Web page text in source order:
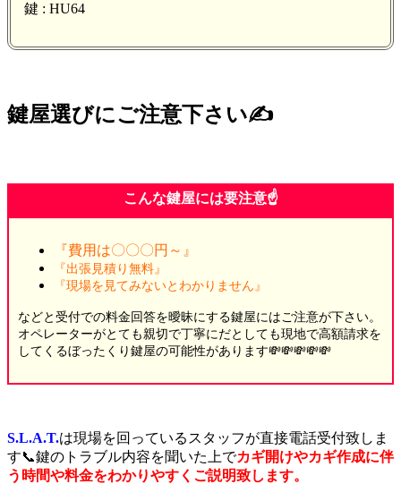
鍵 : HU64
鍵屋選びにご注意下さい✍️
こんな鍵屋には要注意☝️
『費用は〇〇〇円～』
『出張見積り無料』
『現場を見てみないとわかりません』
などと受付での料金回答を曖昧にする鍵屋にはご注意が下さい。
オペレーターがとても親切で丁寧にだとしても現地で高額請求を
してくるぼったくり鍵屋の可能性があります💸💸💸💸💸
S.L.A.T.は現場を回っているスタッフが直接電話受付致しま
す📞鍵のトラブル内容を聞いた上でカギ開けやカギ作成に伴
う時間や料金をわかりやすくご説明致します。